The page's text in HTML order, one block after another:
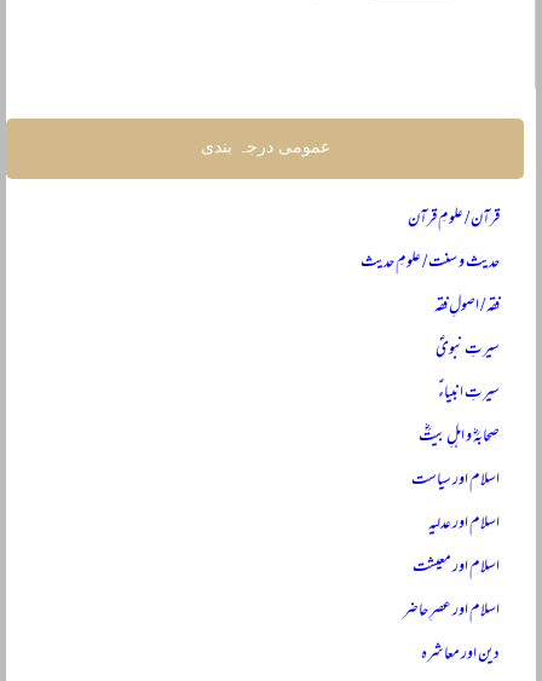
عمومی درجہ بندی
قرآن / علومِ قرآن
حدیث و سنت / علومِ حدیث
فقہ / اصولِ فقہ
سیرتِ نبویؐ
سیرتِ انبیاءؑ
صحابہؓ و اہلِ بیتؓ
اسلام اور سیاست
اسلام اور عدلیہ
اسلام اور معیشت
اسلام اور عصرِ حاضر
دین اور معاشرہ